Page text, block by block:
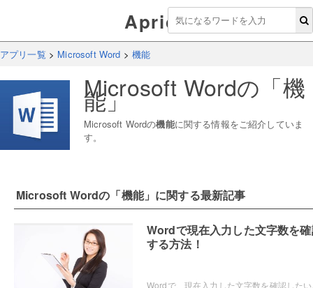
Aprico
アプリ一覧 > Microsoft Word >機能
Microsoft Wordの「機
能」
Microsoft Wordの機能に関する情報をご紹介していま
す。
Microsoft Wordの「機能」に関する最新記事
Wordで現在入力した文字数を
する方法！